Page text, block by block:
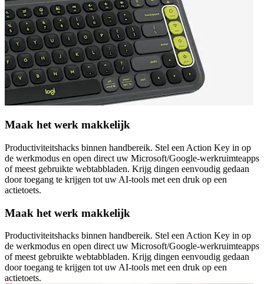
Maak het werk makkelijk
Productiviteitshacks binnen handbereik. Stel een Action Key in op
de werkmodus en open direct uw Microsoft/Google-werkruimteapps
of meest gebruikte webtabbladen. Krijg dingen eenvoudig gedaan
door toegang te krijgen tot uw AI-tools met een druk op een
actietoets.
Maak het werk makkelijk
Productiviteitshacks binnen handbereik. Stel een Action Key in op
de werkmodus en open direct uw Microsoft/Google-werkruimteapps
of meest gebruikte webtabbladen. Krijg dingen eenvoudig gedaan
door toegang te krijgen tot uw AI-tools met een druk op een
actietoets.